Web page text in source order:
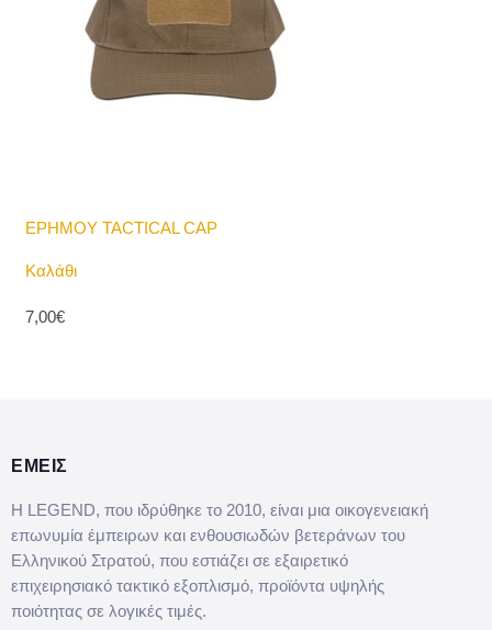
ΕΡΗΜΟΥ TACTICAL CAP
Καλάθι
7,00€
ΕΜΕΙΣ
Η LEGEND, που ιδρύθηκε το 2010, είναι μια οικογενειακή
επωνυμία έμπειρων και ενθουσιωδών βετεράνων του
Ελληνικού Στρατού, που εστιάζει σε εξαιρετικό
επιχειρησιακό τακτικό εξοπλισμό, προϊόντα υψηλής
ποιότητας σε λογικές τιμές.